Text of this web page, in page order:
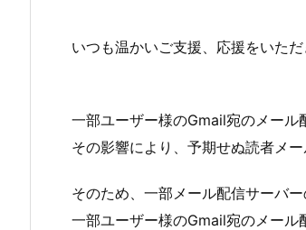
いつも温かいご支援、応援をいた
一部ユーザー様のGmail宛のメール
その影響により、予期せぬ読者メ
そのため、一部メール配信サーバ
一部ユーザー様のGmail宛のメール